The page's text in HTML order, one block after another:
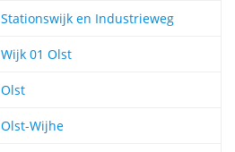
Stationswijk en Industrieweg
Wijk 01 Olst
Olst
Olst-Wijhe